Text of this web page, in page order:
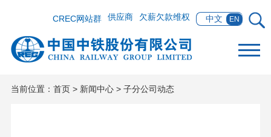
中文 EN
欠薪欠款维权
供应商
CREC网站群
当前位置： 首页> 新闻中心> 子分公司动态